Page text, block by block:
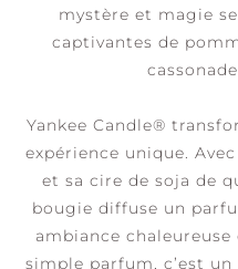
mystère et magie
captivantes de
Yankee Candle®
expérience unique.
et sa cire de soja de
bougie diffuse un
ambiance chaleureuse
simple parfum, c’est